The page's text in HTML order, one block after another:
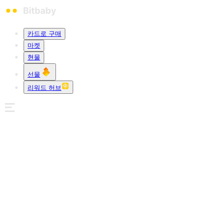
카드로 구매
마켓
현물
선물
리워드 허브